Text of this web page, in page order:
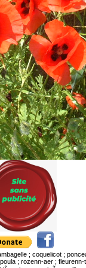
; coquelicot ;
; rozenn-aer ;